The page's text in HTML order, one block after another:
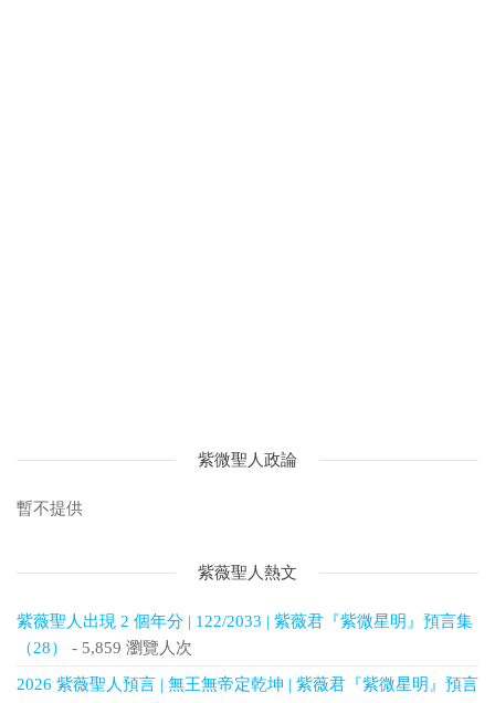
紫微聖人政論
暫不提供
紫薇聖人熱文
紫薇聖人出現 2 個年分 | 122/2033 | 紫薇君『紫微星明』預言集
（28）
- 5,859 瀏覽人次
2026 紫薇聖人預言 | 無王無帝定乾坤 | 紫薇君『紫微星明』預言